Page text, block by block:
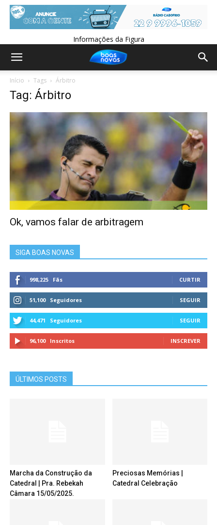
Informações da Figura
Início Tags Árbitro
Tag: Árbitro
Ok, vamos falar de arbitragem
SIGA BOAS NOVAS
998,225 Fãs CURTIR
51,100 Seguidores SEGUIR
44,471 Seguidores SEGUIR
96,100 Inscritos INSCREVER
ÚLTIMOS POSTS
Marcha da Construção da
Catedral | Pra. Rebekah
Câmara 15/05/2025.
Preciosas Memórias |
Catedral Celebração